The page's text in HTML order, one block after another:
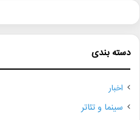
دسته بندی
اخبار
سینما و تئاتر